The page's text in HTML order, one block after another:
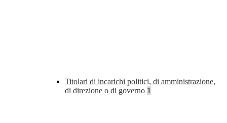
Titolari di incarichi politici, di amministrazione,
di direzione o di governo 1